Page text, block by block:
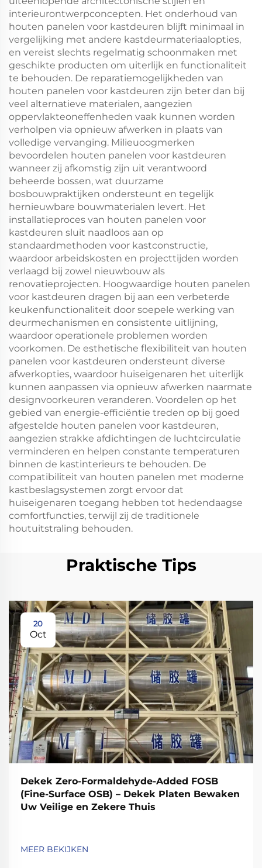
interieurontwerpconcepten. Het onderhoud van
houten panelen voor kastdeuren blijft minimaal in
vergelijking met andere kastdeurmateriaalopties,
en vereist slechts regelmatig schoonmaken met
geschikte producten om uiterlijk en functionaliteit
te behouden. De reparatiemogelijkheden van
houten panelen voor kastdeuren zijn beter dan bij
veel alternatieve materialen, aangezien
oppervlakteoneffenheden vaak kunnen worden
verholpen via opnieuw afwerken in plaats van
volledige vervanging. Milieuoogmerken
bevoordelen houten panelen voor kastdeuren
wanneer zij afkomstig zijn uit verantwoord
beheerde bossen, wat duurzame
bosbouwpraktijken ondersteunt en tegelijk
hernieuwbare bouwmaterialen levert. Het
installatieproces van houten panelen voor
kastdeuren sluit naadloos aan op
standaardmethoden voor kastconstructie,
waardoor arbeidskosten en projecttijden worden
verlaagd bij zowel nieuwbouw als
renovatieprojecten. Hoogwaardige houten panelen
voor kastdeuren dragen bij aan een verbeterde
keukenfunctionaliteit door soepele werking van
deurmechanismen en consistente uitlijning,
waardoor operationele problemen worden
voorkomen. De esthetische flexibiliteit van houten
panelen voor kastdeuren ondersteunt diverse
afwerkopties, waardoor huiseigenaren het uiterlijk
kunnen aanpassen via opnieuw afwerken naarmate
designvoorkeuren veranderen. Voordelen op het
gebied van energie-efficiëntie treden op bij goed
afgestelde houten panelen voor kastdeuren,
aangezien strakke afdichtingen de luchtcirculatie
verminderen en helpen constante temperaturen
binnen de kastinterieurs te behouden. De
compatibiliteit van houten panelen met moderne
kastbeslagsystemen zorgt ervoor dat
huiseigenaren toegang hebben tot hedendaagse
comfortfuncties, terwijl zij de traditionele
houtuitstraling behouden.
Praktische Tips
20
Oct
Dekek Zero-Formaldehyde-Added FOSB
(Fine-Surface OSB) – Dekek Platen Bewaken
Uw Veilige en Zekere Thuis
MEER BEKIJKEN